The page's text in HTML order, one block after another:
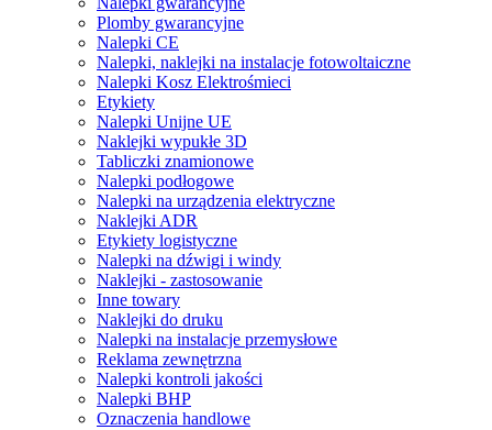
Plomby gwarancyjne
Nalepki CE
Nalepki, naklejki na instalacje fotowoltaiczne
Nalepki Kosz Elektrośmieci
Etykiety
Nalepki Unijne UE
Naklejki wypukłe 3D
Tabliczki znamionowe
Nalepki podłogowe
Nalepki na urządzenia elektryczne
Naklejki ADR
Etykiety logistyczne
Nalepki na dźwigi i windy
Naklejki - zastosowanie
Inne towary
Naklejki do druku
Nalepki na instalacje przemysłowe
Reklama zewnętrzna
Nalepki kontroli jakości
Nalepki BHP
Oznaczenia handlowe